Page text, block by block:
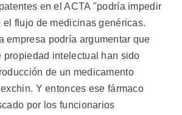
en el ACTA "podría impedir
el flujo de medicinas genéricas.
empresa podría argumentar que
propiedad intelectual han sido
de un medicamento
Y entonces ese fármaco
por los funcionarios